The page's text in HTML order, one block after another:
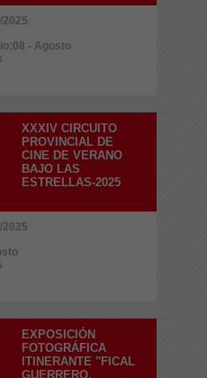
2025
- Agosto
XXXIV CIRCUITO
PROVINCIAL DE
CINE DE VERANO
BAJO LAS
ESTRELLAS-2025
2025
EXPOSICIÓN
FOTOGRÁFICA
ITINERANTE "FICAL
GUERRERO.